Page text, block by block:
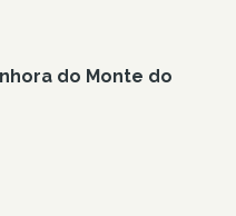
do Monte do